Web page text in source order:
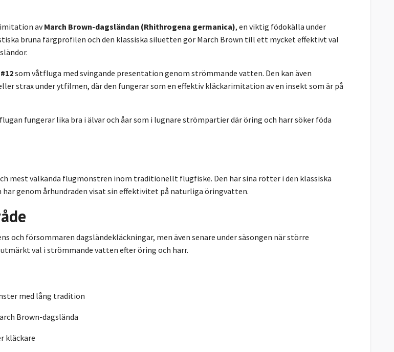
avMarch Brown-dagsländan (Rhithrogena germanica), en viktig födokälla under
bruna färgprofilen och den klassiska siluetten gör March Brown till ett mycket effektivt val
som våtfluga med svingande presentation genom strömmande vatten. Den kan även
strax under ytfilmen, där den fungerar som en effektiv kläckarimitation av en insekt som är på
fungerar lika bra i älvar och åar som i lugnare strömpartier där öring och harr söker föda
mest välkända flugmönstren inom traditionellt flugfiske. Den har sina rötter i den klassiska
genom århundraden visat sin effektivitet på naturliga öringvatten.
och försommaren dagsländekläckningar, men även senare under säsongen när större
val i strömmande vatten efter öring och harr.
med lång tradition
Brown-dagslända
kläckare